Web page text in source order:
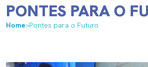
PONTES PARA O
Home>Pontes para o Futuro